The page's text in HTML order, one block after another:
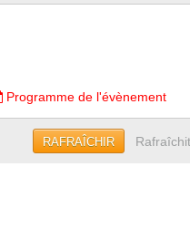
Programme de l'évènement
RAFRAÎCHIR